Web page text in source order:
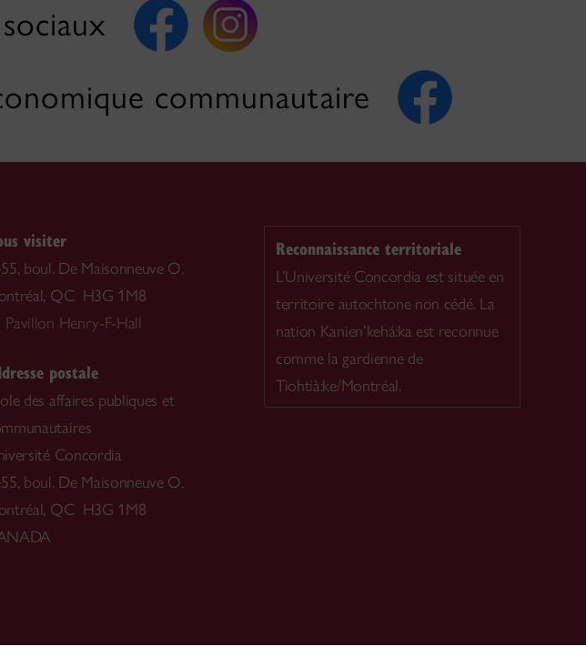
communautaire
visiter
boul. De Maisonneuve O.
QC H3G 1M8
Pavillon Henry-F-Hall
postale
des affaires publiques et
Concordia
boul. De Maisonneuve O.
QC H3G 1M8
Reconnaissance territoriale
L’Université Concordia est située en
territoire autochtone non cédé. La
nation Kanien’kehá:ka est reconnue
comme la gardienne de
Tiohtià:ke/Montréal.